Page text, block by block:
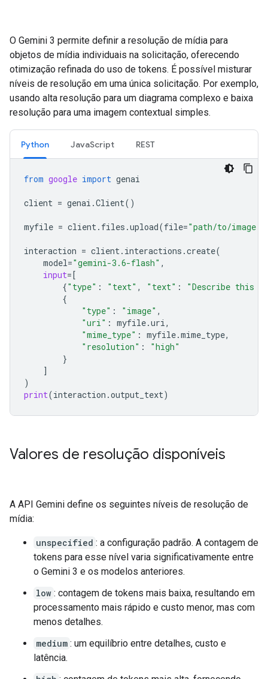
O Gemini 3 permite definir a resolução de mídia para
objetos de mídia individuais na solicitação, oferecendo
otimização refinada do uso de tokens. É possível misturar
níveis de resolução em uma única solicitação. Por exemplo,
usando alta resolução para um diagrama complexo e baixa
resolução para uma imagem contextual simples.
Python JavaScript REST
from google import genai
client = genai .Client()
myfile = client. files .upload(file="path/to/
interaction = client. interactions .create(
model="gemini-3.6-flash" ,
input=[
{"type" : "text" , "text" :
"Describe this
{
"type" : "image" ,
"uri" : myfile.uri,
"mime_type" : myfile.mime_type,
"resolution" :
"high"
}
]
)
print(interaction .output_text)
Valores de resolução disponíveis
A API Gemini define os seguintes níveis de resolução de
mídia:
unspecified : a configuração padrão. A contagem de
tokens para esse nível varia significativamente entre
o Gemini 3 e os modelos anteriores.
low : contagem de tokens mais baixa, resultando em
processamento mais rápido e custo menor, mas com
menos detalhes.
medium : um equilíbrio entre detalhes, custo e
latência.